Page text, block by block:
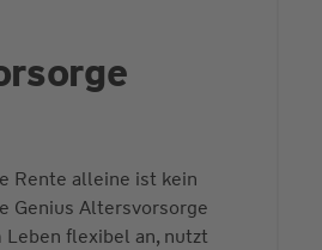
Rente alleine ist kein
Genius Altersvorsorge
Leben flexibel an, nutzt